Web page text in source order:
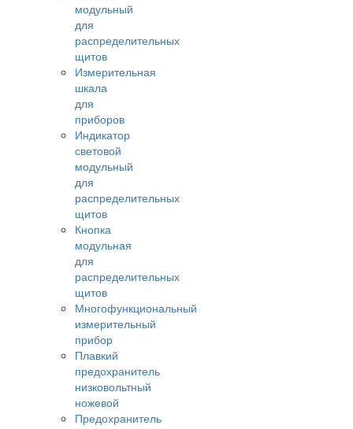
модульный
для
распределительных
щитов
Измерительная
шкала
для
приборов
Индикатор
световой
модульный
для
распределительных
щитов
Кнопка
модульная
для
распределительных
щитов
Многофункциональный
измерительный
прибор
Плавкий
предохранитель
низковольтный
ножевой
Предохранитель